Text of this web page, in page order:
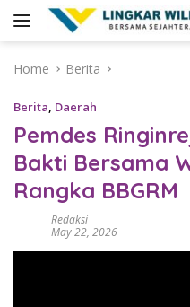
Home
Berita
Berita, Daerah
Pemdes
Bakti Bersama
Rangka BBGRM
Redaksi
May 22, 2026